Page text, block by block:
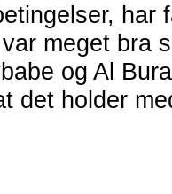
har
meget bra
og Al
det holder